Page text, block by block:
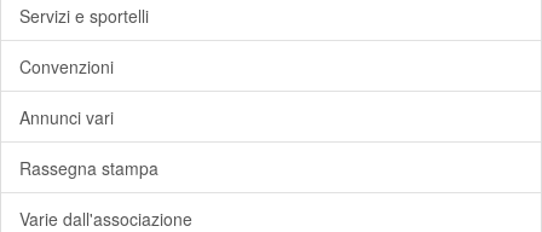
Servizi e sportelli
Convenzioni
Annunci vari
Rassegna stampa
Varie dall'associazione